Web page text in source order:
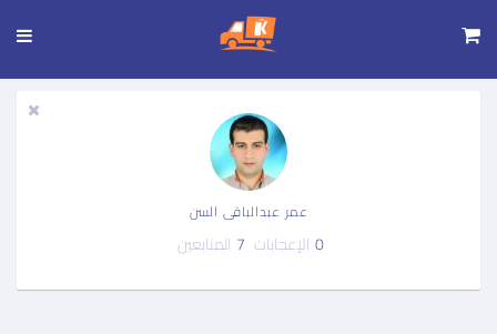
إلى
الرئيسي
عمر عبدالباقى السن
0 الإعجابات 7 المتابعين